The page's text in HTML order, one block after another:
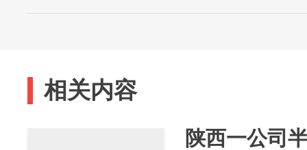
相关内容
陕西一公司